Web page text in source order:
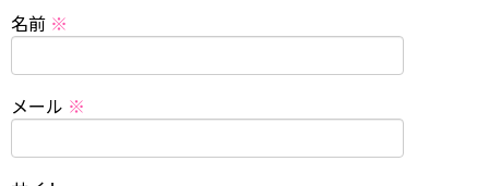
名前 ※
メール ※